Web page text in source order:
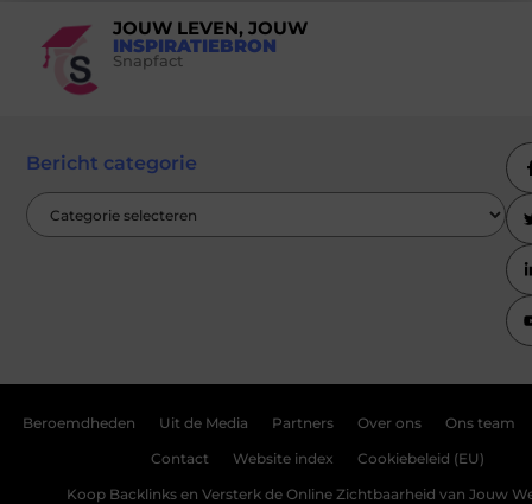
JOUW LEVEN, JOUW
INSPIRATIEBRON
Snapfact
Bericht categorie
Beroemdheden Uit de Media Partners Over ons Ons team
Contact Website index Cookiebeleid (EU)
Koop Backlinks en Versterk de Online Zichtbaarheid van Jouw